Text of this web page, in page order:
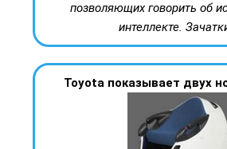
позволяющих говорить об
интеллекте.
Toyota показывает двух